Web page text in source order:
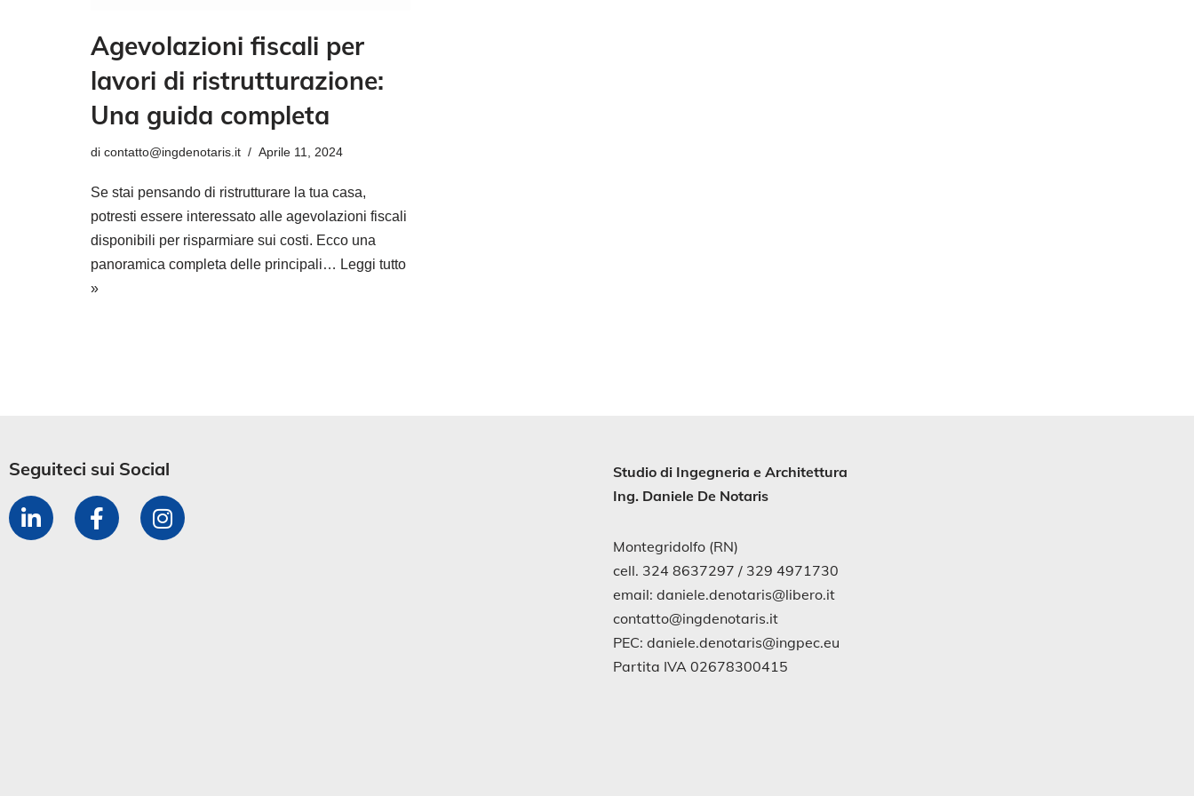
Agevolazioni fiscali per
lavori di ristrutturazione:
Una guida completa
di contatto@ingdenotaris.it Aprile 11, 2024
Se stai pensando di ristrutturare la tua casa,
potresti essere interessato alle agevolazioni fiscali
disponibili per risparmiare sui costi. Ecco una
panoramica completa delle principali… Leggi tutto
»
Seguiteci sui Social​ Studio di Ingegneria e Architettura
Ing. Daniele De Notaris
Montegridolfo (RN)
cell. 324 8637297 / 329 4971730
email: daniele.denotaris@libero.it
contatto@ingdenotaris.it
PEC: daniele.denotaris@ingpec.eu
Partita IVA 02678300415